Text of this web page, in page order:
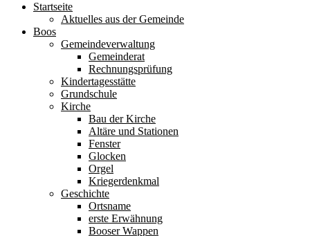
Startseite
Aktuelles aus der Gemeinde
Boos
Gemeindeverwaltung
Gemeinderat
Rechnungsprüfung
Kindertagesstätte
Grundschule
Kirche
Bau der Kirche
Altäre und Stationen
Fenster
Glocken
Orgel
Kriegerdenkmal
Geschichte
Ortsname
erste Erwähnung
Booser Wappen